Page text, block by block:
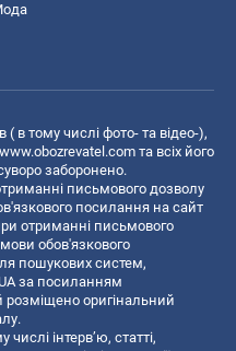
( в тому числі фото- та відео-),
та всіх його
заборонено.
письмового дозволу
посилання на сайт
отриманні письмового
обов'язкового
пошукових систем,
за посиланням
розміщено оригінальний
інтерв’ю, статті,